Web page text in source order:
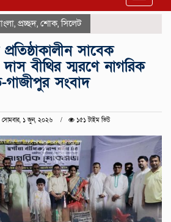
, প্রচ্ছদ, শোক,সিলেট
সাবেক
বীথির স্মরণে নাগরিক
গাজীপুর সংবাদ
১ জুন, ২০২৬ ১৫১ টাইম ভিউ